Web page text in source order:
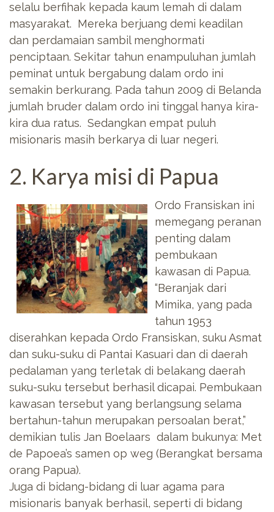
selalu berfihak kepada kaum lemah di dalam
masyarakat. Mereka berjuang demi keadilan
dan perdamaian sambil menghormati
penciptaan. Sekitar tahun enampuluhan jumlah
peminat untuk bergabung dalam ordo ini
semakin berkurang. Pada tahun 2009 di Belanda
jumlah bruder dalam ordo ini tinggal hanya kira-
kira dua ratus. Sedangkan empat puluh
misionaris masih berkarya di luar negeri.
2. Karya misi di Papua
Ordo Fransiskan ini
memegang peranan
penting dalam
pembukaan
kawasan di Papua.
“Beranjak dari
Mimika, yang pada
tahun 1953
diserahkan kepada Ordo Fransiskan, suku Asmat
dan suku-suku di Pantai Kasuari dan di daerah
pedalaman yang terletak di belakang daerah
suku-suku tersebut berhasil dicapai. Pembukaan
kawasan tersebut yang berlangsung selama
bertahun-tahun merupakan persoalan berat,”
demikian tulis Jan Boelaars dalam bukunya: Met
de Papoea’s samen op weg (Berangkat bersama
orang Papua).
Juga di bidang-bidang di luar agama para
misionaris banyak berhasil, seperti di bidang